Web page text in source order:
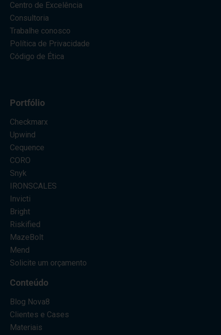
Centro de Excelência
Consultoria
Trabalhe conosco
Política de Privacidade
Código de Ética
Portfólio
Checkmarx
Upwind
Cequence
CORO
Snyk
IRONSCALES
Invicti
Bright
Riskified
MazeBolt
Mend
Solicite um orçamento
Conteúdo
Blog Nova8
Clientes e Cases
Materiais